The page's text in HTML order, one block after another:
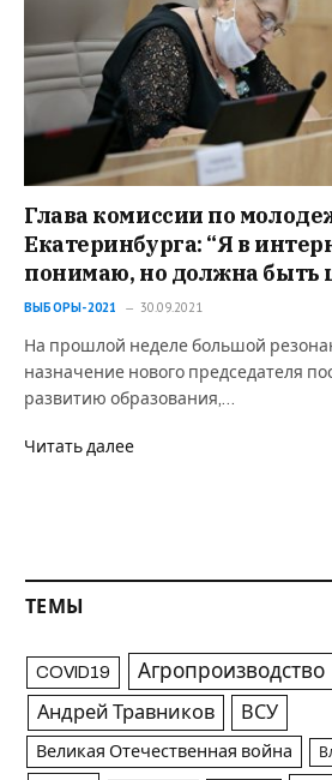
Глава комиссии по
Екатеринбурга: “Я в
понимаю, но должна быть
ВЫБОРЫ-2021 30.09.2021
На прошлой неделе большой
назначение нового председателя
развитию образования,…
Читать далее
ТЕМЫ
COVID19 Агропроизводство
Андрей Травников ВСУ
Великая Отечественная война